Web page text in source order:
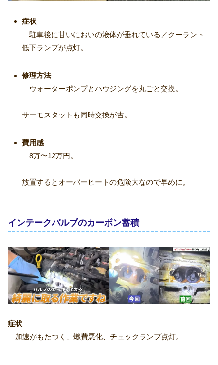
症状
駐車後に甘いにおいの液体が垂れている／クーラント
低下ランプが点灯。
修理方法
ウォーターポンプとハウジングを丸ごと交換。
サーモスタットも同時交換が吉。
費用感
8万〜12万円。
放置するとオーバーヒートの危険大なので早めに。
インテークバルブのカーボン蓄積
症状
加速がもたつく、燃費悪化、チェックランプ点灯。